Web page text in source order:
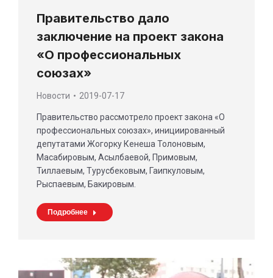
Правительство дало
заключение на проект закона
«О профессиональных
союзах»
Новости 2019-07-17
Правительство рассмотрело проект закона «О
профессиональных союзах», инициированный
депутатами Жогорку Кенеша Толоновым,
Масабировым, Асылбаевой, Примовым,
Тиллаевым, Турусбековым, Гаипкуловым,
Рыспаевым, Бакировым.
Подробнее